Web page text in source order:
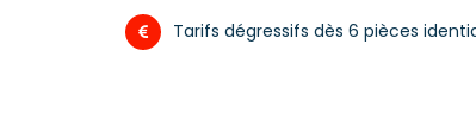
Tarifs dégressifs dès 6 pièces